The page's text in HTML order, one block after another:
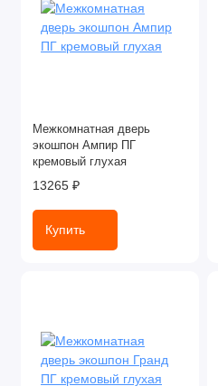
Межкомнатная дверь
экошпон Ампир ПГ
кремовый глухая
13265 ₽
Купить